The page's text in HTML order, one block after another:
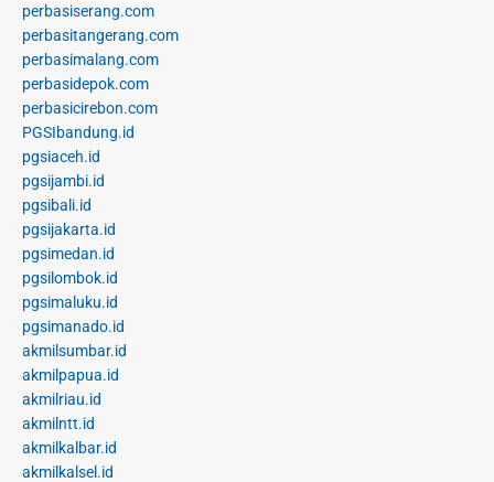
perbasiserang.com
perbasitangerang.com
perbasimalang.com
perbasidepok.com
perbasicirebon.com
PGSIbandung.id
pgsiaceh.id
pgsijambi.id
pgsibali.id
pgsijakarta.id
pgsimedan.id
pgsilombok.id
pgsimaluku.id
pgsimanado.id
akmilsumbar.id
akmilpapua.id
akmilriau.id
akmilntt.id
akmilkalbar.id
akmilkalsel.id